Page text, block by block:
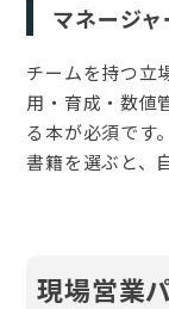
マネージ
チームを持つ立
用・育成・数値
る本が必須です
書籍を選ぶと、
現場営業